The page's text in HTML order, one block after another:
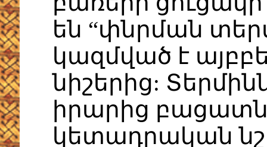
են “փնրման
կազմված է
նիշերից:
իրարից
կետադրական